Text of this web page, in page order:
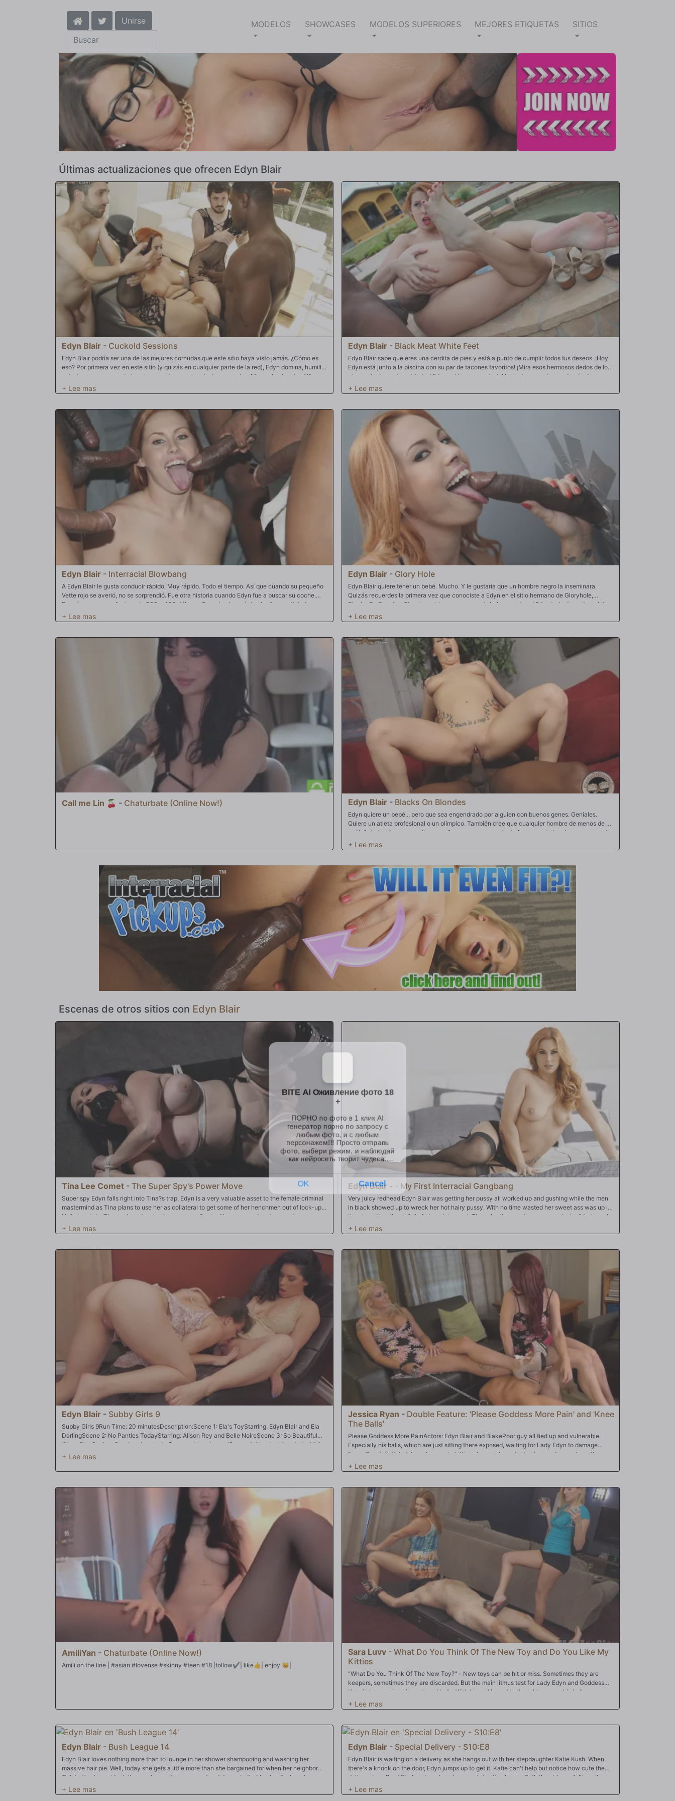
Unirse MODELOS SHOWCASES MODELOS SUPERIORES MEJORES ETIQUETAS SITIOS
Últimas actualizaciones que ofrecen Edyn Blair
Edyn Blair - Cuckold Sessions
Edyn Blair podría ser una de las mejores cornudas que este sitio haya visto jamás. ¿Cómo es
eso? Por primera vez en este sitio (y quizás en cualquier parte de la red), Edyn domina, humilla
y destruye severamente la psique no de uno, sino de dos cornudos. Miren al pobre Jay Wimp,
por ejemplo. Su patética polla y sus testículos han estado encerrados demasiado tiempo. Tanto
tiempo que están hinchados. ¡Solo mírenlos! Parece que Edyn "se portará bien" cuando
(tortura de pene y testículos) después de meses y meses de respaldo y un caso severo de
bolas azules! Mientras tanto, Fluffy Slave (escucharon bien, este perdedor en realidad se llamó
así) se ve obligado a realizar tareas de limpieza por primera vez en su vida, lo que resulta en
una barba cremosa. ¡Ni siquiera mencioné al semental musculoso de 1,95 m Jax Slayher, que
estira el coño de Edyn antes de correrse directamente en él! Esta actualización te dejará sin
palabras.
Edyn Blair - Black Meat White Feet
Edyn Blair sabe que eres una cerdita de pies y está a punto de cumplir todos tus deseos. ¡Hoy
Edyn está junto a la piscina con su par de tacones favoritos! ¡Mira esos hermosos dedos de los
pies perfectamente cuidados! Edyn está enamorada del look pin-up, así que además de esos
maravillosos pies, Edyn está a punto de quitarse uno de sus trajes de baño favoritos y tacones
para ofrecer su coño apretado y húmedo a una polla negra de gran tamaño. Él traerá otro par
comience la adoración. ¡Y luego a su coño peludo! Pero BBC no se detendrá allí. También se
follará sus pies, ¡usando las suaves suelas de Edyn Blair y diez pequeños dedos de los pies
perfectamente cuidados para ensuciarlos por todos lados!
Edyn Blair - Interracial Blowbang
A Edyn Blair le gusta conducir rápido. Muy rápido. Todo el tiempo. Así que cuando su pequeño
Vette rojo se averió, no se sorprendió. Fue otra historia cuando Edyn fue a buscar su coche.
Pensó que era una factura de 300 o 400 dólares. Cuando el mecánico le dio la noticia (una
transmisión reconstruida y 2000 dólares), Edyn se puso histérica. Edyn apenas puede pagar el
alquiler este mes, así que ¿qué va a hacer ahora? Edyn ama su coche (más que casi cualquier
ello, pero hará cualquier cosa. Cuando los mecánicos la manosearon, Edyn dijo que estaba
bien. Cuando los mecánicos sacaron sus enormes pollas negras, Edyn cayó de rodillas.
Cuando los mecánicos dijeron ¡CHUPAR!, ella lo hizo. Después de que todo esto terminó, Edyn
está cubierta de esperma. Nueve hombres vaciaron sus bolas por todo su lindo rostro y luego
enviaron a Edyn a su camino. Desnuda. ¡Y asquerosamente sucio!
Edyn Blair - Glory Hole
Edyn Blair quiere tener un bebé. Mucho. Y le gustaría que un hombre negro la inseminara.
Quizás recuerdes la primera vez que conociste a Edyn en el sitio hermano de Gloryhole,
Blacks On Blondes. Si no has visto esa escena, ¡échale un vistazo! Edyn todavía no tiene hijos,
pero eso podría cambiar después de hoy. Edyn había oído hablar de los "Gholes" antes, pero
siempre pensó que eran una leyenda urbana. No solo la llevamos a una tienda para adultos
"muy bien"!! ¿Qué significa eso? No uno, sino dos penes negros de gran tamaño dejan caer
alrededor de un galón de masa para bebés en su útero fértil y ovulador. Después de que todo
esto esté dicho y hecho, creo que la mejor manera de describir a Edyn es con esta frase de dos
palabras: ¡embarazada!
Call me Lin 🍒 - Chaturbate (Online Now!) Edyn Blair - Blacks On Blondes
Edyn quiere un bebé... pero que sea engendrado por alguien con buenos genes. Geniales.
Quiere un atleta profesional o un olímpico. También cree que cualquier hombre de menos de 7"
es "inferior" y tiene una polla pequeña como una especie de forma evolutiva de asegurarse de
que no pueda reproducirse. Entra Rob Piper. La historia atlética de Rob y su conocimiento
sobre cómo follar con coños blancos lo convierten en el candidato perfecto para darle a Edyn
eyaculando su pene dentro de ella... dos veces? Rob no puede contenerse en el minuto 18:45,
y puedes ver su cremosa salsa rezumando de Edyn mientras ella monta ese toro negro. Un
trago menos, uno más para volver a ese fértil patio de recreo. Rob sigue trabajando en la futura
madre de un niño negro hasta que desata una segunda carga de furia en lo profundo de ese
coño. Así es como se hacen los futuros atletas estrella.
Escenas de otros sitios con Edyn Blair
Tina Lee Comet - The Super Spy's Power Move
Super spy Edyn falls right into Tina?s trap. Edyn is a very valuable asset to the female criminal
mastermind as Tina plans to use her as collateral to get some of her henchmen out of lock-up.
Unfortunately, Tina underestimates the super spy?s stealthy ways and ends up on the
receiving end of humiliation.
Edyn Blair - - My First Interracial Gangbang
Very juicy redhead Edyn Blair was getting her pussy all worked up and gushing while the men
in black showed up to wreck her hot hairy pussy. With no time wasted her sweet ass was up in
the air and her throat full of chocolate meat. These brothas made sure every inch of their cocks
were gonna fuck this sweet juicy slut and filled her tummy up with massive gallons of cum.
Edyn Blair - Subby Girls 9
Subby Girls 9Run Time: 20 minutesDescription:Scene 1: Ela's ToyStarring: Edyn Blair and Ela
DarlingScene 2: No Panties TodayStarring: Alison Rey and Belle NoireScene 3: So Beautiful
When She SquirmsStarring: Anastasia Rose and Lyra LouvelScene 4: You Just Needed a Little
DinnerStarring: Andre Shakti and Ingrid Mouth
Jessica Ryan - Double Feature: 'Please Goddess More Pain' and 'Knee
The Balls'
Please Goddess More PainActors: Edyn Blair and BlakePoor guy all tied up and vulnerable.
Especially his balls, which are just sitting there exposed, waiting for Lady Edyn to damage
them. She definitely takes pleasure in hitting slave balls, watching her captive male writhe
around in pain. It makes for fun afternoon entertainment. The slave thought his cock and balls
were getting a break when he saw Lady Edyn step away. Unfortunately for him she stepped
to endure to please
her.__________________________________________________________________________Knee The BallsActors:
Jessica Ryan, Leya Falcon and BlakeBoth Princess Leya and Goddess Jessica are known for
their cruelty towards male slaves. So when you put both ladies together in the same room with
male slave balls, you know those balls are going to suffer a most painful fate.
AmiliYan - Chaturbate (Online Now!)
Amili on the line | #asian #lovense #skinny #teen #18 |follow✔️| like👍| enjoy 😽|
Sara Luvv - What Do You Think Of The New Toy and Do You Like My
Kitties
"What Do You Think Of The New Toy?" - New toys can be hit or miss. Sometimes they are
keepers, sometimes they are discarded. But the main litmus test for Lady Edyn and Goddess
Kate is tortmenting his cock and balls. With him, all bound to the table means his balls are easy
prey, so the girls can shock them at their leisure as they sip on their wine. ----------"Do You
Like My Kitties?" - This slave mildly amused the girls by taking their electrical shocks to his
or smacked just to watch him jump. At least he sometimes gets an ass on his face to
compensate him for his misery.
Edyn Blair - Bush League 14
Edyn Blair loves nothing more than to lounge in her shower shampooing and washing her
massive hair pie. Well, today she gets a little more than she bargained for when her neighbor
Calvin Hardy accidentally sees her and is enamored and drawn to that bushy display of
womanhood.
Edyn Blair - Special Delivery - S10:E8
Edyn Blair is waiting on a delivery as she hangs out with her stepdaughter Katie Kush. When
there's a knock on the door, Edyn jumps up to get it. Katie can't help but notice how cute the
delivery boy, Brad Sterling, is as her stepmom is inviting him in. Both the girls are falling all over
themselves to get Brad's attention, but Edyn gets her hands and mouth on Brad's package first,
but Katie eventually catches them in the act. She chases Edyn away with the threat of telling